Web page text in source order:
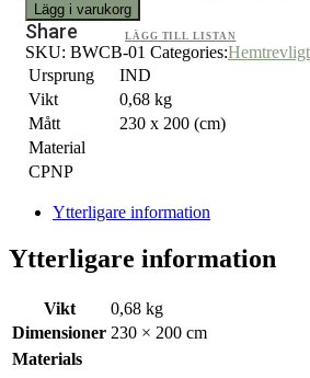
Lägg i varukorg
Share LÄGG TILL LISTAN
SKU: BWCB-01 Categories:Hemtrevligt
Ursprung
IND
Vikt
0,68 kg
Mått
230 x 200 (cm)
Material
CPNP
Ytterligare information
Ytterligare information
Vikt
0,68 kg
Dimensioner 230 × 200 cm
Materials